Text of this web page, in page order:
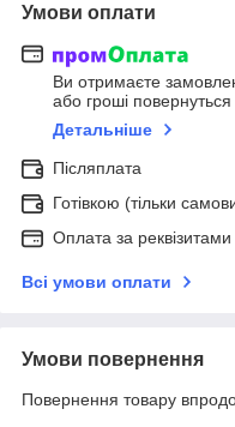
Умови оплати
Ви отримаєте
або гроші
Детальніше
Післяплата
Готівкою (тільки
Оплата за
Всі умови оплати
Умови повернення
Повернення товару